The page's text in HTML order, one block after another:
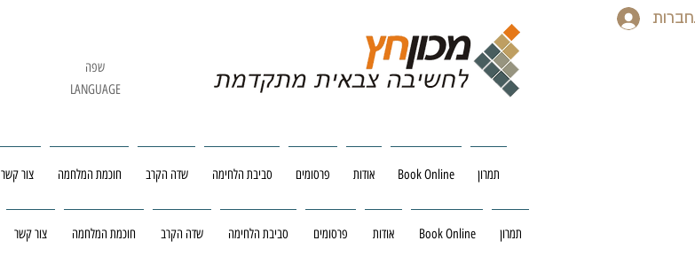
שפה
LANGUAGE
צור קשר חוכמת המלחמה שדה הקרב סביבת הלחימה פרסומים אודות Book Online תמרון
צור קשר חוכמת המלחמה שדה הקרב סביבת הלחימה פרסומים אודות Book Online תמרון